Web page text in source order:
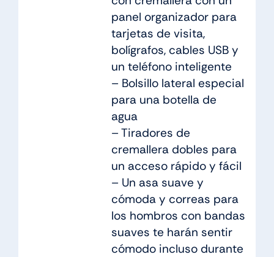
panel organizador para
tarjetas de visita,
bolígrafos, cables USB y
un teléfono inteligente
– Bolsillo lateral especial
para una botella de
agua
– Tiradores de
cremallera dobles para
un acceso rápido y fácil
– Un asa suave y
cómoda y correas para
los hombros con bandas
suaves te harán sentir
cómodo incluso durante